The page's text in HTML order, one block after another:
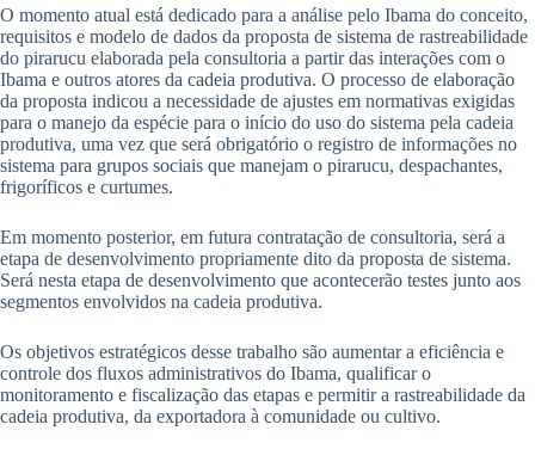
O momento atual está dedicado para a análise pelo Ibama do conceito,
requisitos e modelo de dados da proposta de sistema de rastreabilidade
do pirarucu elaborada pela consultoria a partir das interações com o
Ibama e outros atores da cadeia produtiva. O processo de elaboração
da proposta indicou a necessidade de ajustes em normativas exigidas
para o manejo da espécie para o início do uso do sistema pela cadeia
produtiva, uma vez que será obrigatório o registro de informações no
sistema para grupos sociais que manejam o pirarucu, despachantes,
frigoríficos e curtumes.
Em momento posterior, em futura contratação de consultoria, será a
etapa de desenvolvimento propriamente dito da proposta de sistema.
Será nesta etapa de desenvolvimento que acontecerão testes junto aos
segmentos envolvidos na cadeia produtiva.
Os objetivos estratégicos desse trabalho são aumentar a eficiência e
controle dos fluxos administrativos do Ibama, qualificar o
monitoramento e fiscalização das etapas e permitir a rastreabilidade da
cadeia produtiva, da exportadora à comunidade ou cultivo.